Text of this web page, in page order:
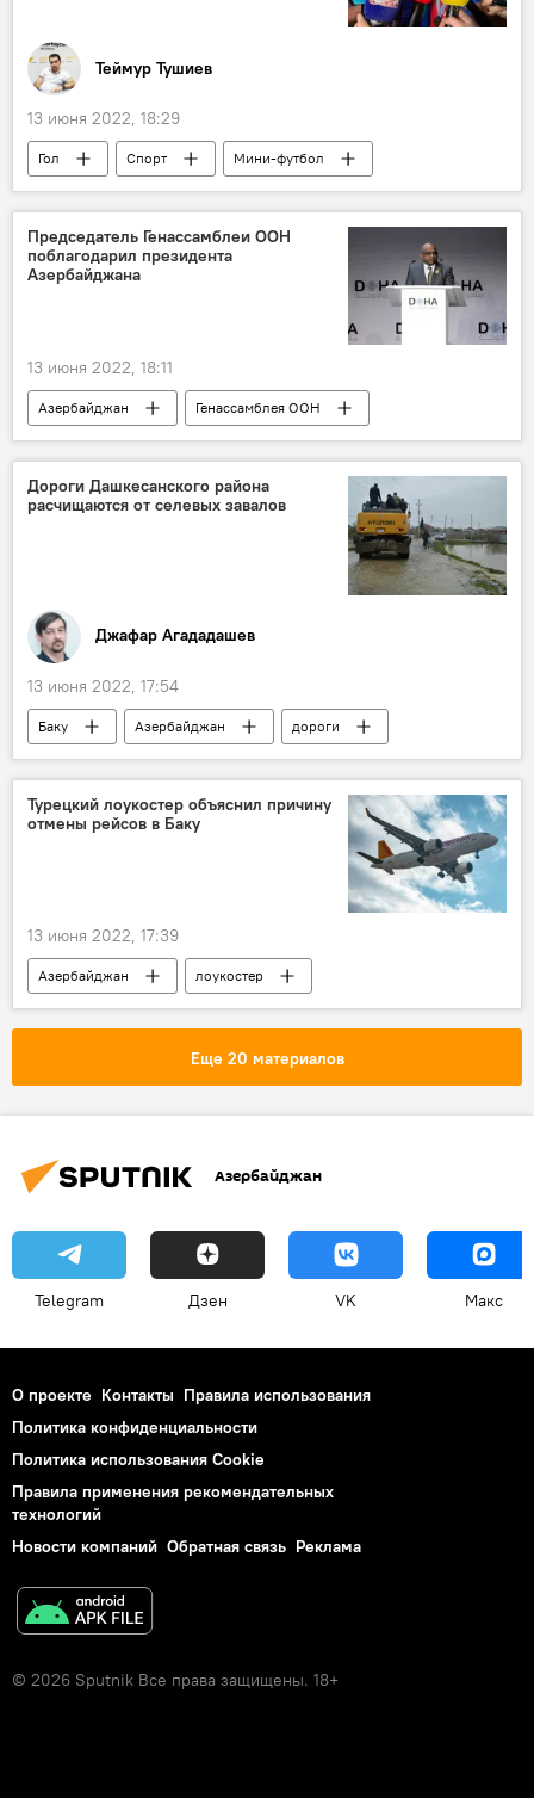
Теймур Тушиев
13 июня 2022, 18:29
Гол Спорт
Мини-футбол
автор
Чемпионат Европы
Чемпионат Европы
ЖИЗНЬ
Председатель Генассамблеи ООН
поблагодарил президента
Азербайджана
13 июня 2022, 18:11
Азербайджан Генассамблея ООН
Дороги Дашкесанского района
расчищаются от селевых завалов
Джафар Агададашев
13 июня 2022, 17:54
Баку Азербайджан
дороги
Расчистка
Сель
Дашкесан
Государственное агентство "Автомобильные дороги Азербайджана"
автомобильные дороги
ЖИЗНЬ
Турецкий лоукостер объяснил причину
отмены рейсов в Баку
13 июня 2022, 17:39
Азербайджан
лоукостер
отмена авиарейсов
Еще 20 материалов
Азербайджан
Telegram Дзен VK Макс
О проекте Контакты Правила использования
Политика конфиденциальности
Политика использования Cookie
Правила применения рекомендательных
технологий
Новости компаний Обратная связь Реклама
© 2026 Sputnik Все права защищены. 18+